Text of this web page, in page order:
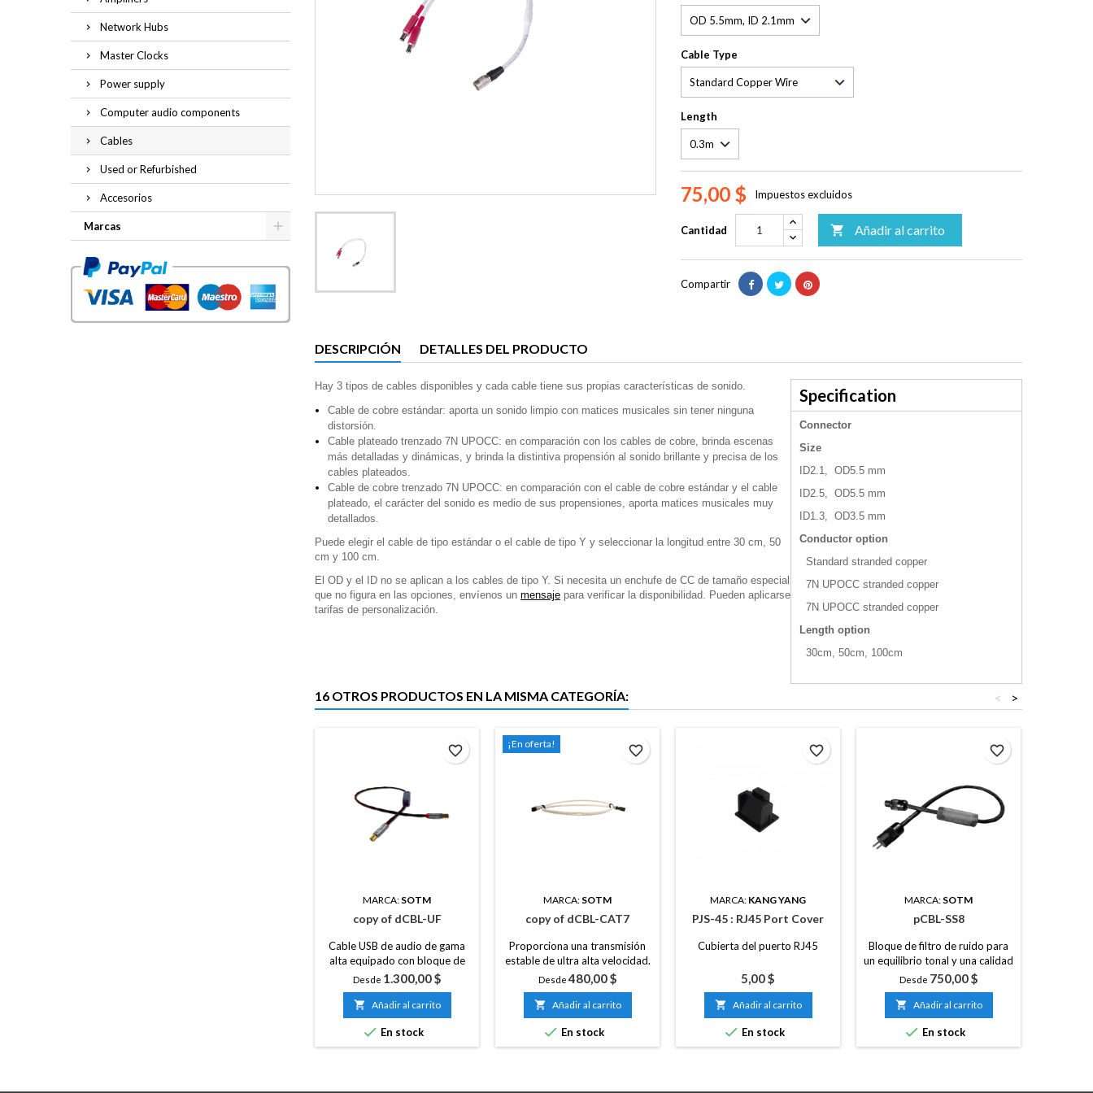
Network Hubs
Master Clocks
Power supply
Computer audio components
Cables
Used or Refurbished
Accesorios
Marcas
Cable Type
Length
75,00 $ Impuestos excluidos
Cantidad  Añadir al carrito
Compartir
DESCRIPCIÓN DETALLES DEL PRODUCTO
Specification
Connector
Size
ID2.1, OD5.5 mm
ID2.5, OD5.5 mm
ID1.3, OD3.5 mm
Conductor option
Standard stranded copper
7N UPOCC stranded copper
7N UPOCC stranded copper
Length option
30cm, 50cm, 100cm
Hay 3 tipos de cables disponibles y cada cable tiene sus propias características de sonido.
Cable de cobre estándar: aporta un sonido limpio con matices musicales sin tener ninguna
distorsión.
Cable plateado trenzado 7N UPOCC: en comparación con los cables de cobre, brinda escenas
más detalladas y dinámicas, y brinda la distintiva propensión al sonido brillante y precisa de los
cables plateados.
Cable de cobre trenzado 7N UPOCC: en comparación con el cable de cobre estándar y el cable
plateado, el carácter del sonido es medio de sus propensiones, aporta matices musicales muy
detallados.
Puede elegir el cable de tipo estándar o el cable de tipo Y y seleccionar la longitud entre 30 cm, 50
cm y 100 cm.
El OD y el ID no se aplican a los cables de tipo Y. Si necesita un enchufe de CC de tamaño especial
que no figura en las opciones, envíenos un mensaje para verificar la disponibilidad. Pueden aplicarse
tarifas de personalización.
16 OTROS PRODUCTOS EN LA MISMA CATEGORÍA: >
<
MARCA: SOTM
copy of dCBL-UF
Cable USB de audio de gama
alta equipado con bloque de
filtro.
Desde Precio
1.300,00 $
 Añadir al carrito
 En stock
favorite_border ¡En oferta!
MARCA: SOTM
copy of dCBL-CAT7
Proporciona una transmisión
estable de ultra alta velocidad.
DesdePrecio
480,00 $
 Añadir al carrito
 En stock
favorite_border
MARCA: KANG YANG
PJS-45 : RJ45 Port Cover
Cubierta del puerto RJ45
Precio
5,00 $
 Añadir al carrito
 En stock
favorite_border
MARCA: SOTM
pCBL-SS8
Bloque de filtro de ruido para
un equilibrio tonal y una calidad
de sonido superiores.
Desde Precio
750,00 $
 Añadir al carrito
 En stock
favorite_border